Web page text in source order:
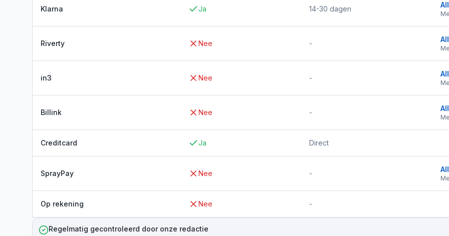
Klarna Ja 14-30 dagen
Riverty Nee -
in3 Nee -
Billink Nee -
Creditcard Ja Direct
SprayPay Nee -
Op rekening Nee -
Regelmatig gecontroleerd door onze redactie